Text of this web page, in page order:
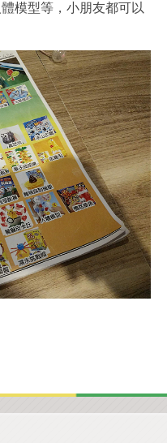
模型等，小朋友都可以